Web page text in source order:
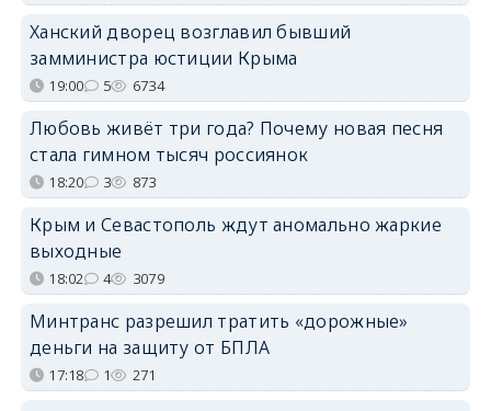
Ханский дворец возглавил бывший
замминистра юстиции Крыма
19:00 5 6734
Любовь живёт три года? Почему новая песня
стала гимном тысяч россиянок
18:20 3 873
Крым и Севастополь ждут аномально жаркие
выходные
18:02 4 3079
Минтранс разрешил тратить «дорожные»
деньги на защиту от БПЛА
17:18 1 271